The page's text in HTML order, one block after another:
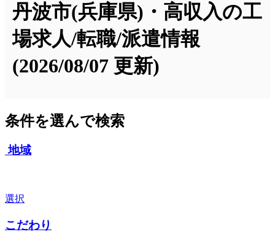
丹波市(兵庫県)・高収入の工
場求人/転職/派遣情報
(2026/08/07 更新)
条件を選んで検索
地域
選択
こだわり